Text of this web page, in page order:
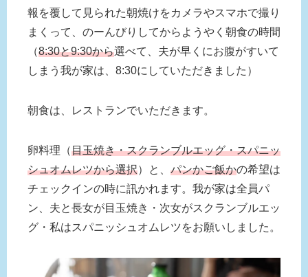
報を覆して見られた朝焼けをカメラやスマホで撮り
まくって、のーんびりしてからようやく朝食の時間
（8:30と9:30から選べて、夫が早くにお腹がすいて
しまう我が家は、8:30にしていただきました）
朝食は、レストランでいただきます。
卵料理（目玉焼き・スクランブルエッグ・スパニッ
シュオムレツから選択）と、 パンかご飯かの希望は
チェックインの時に訊かれます。我が家は全員パ
ン、夫と長女が目玉焼き・次女がスクランブルエッ
グ・私はスパニッシュオムレツをお願いしました。